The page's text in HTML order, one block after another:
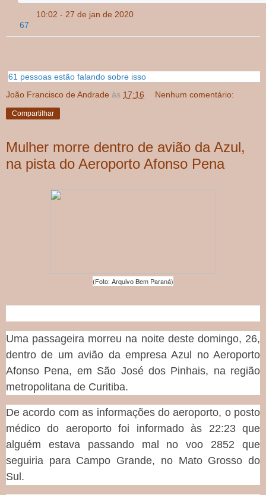
67
10:02 - 27 de jan de 2020
f
i
t
e
A
d
61 pessoas estão falando sobre isso
João Francisco de Andrade às 17:16 Nenhum comentário:
Compartilhar
Mulher morre dentro de avião da Azul,
na pista do Aeroporto Afonso Pena
(Foto: Arquivo Bem Paraná)
Uma passageira morreu na noite deste domingo, 26,
dentro de um avião da empresa Azul no Aeroporto
Afonso Pena, em São José dos Pinhais, na região
metropolitana de Curitiba.
De acordo com as informações do aeroporto, o posto
médico do aeroporto foi informado às 22:23 que
alguém estava passando mal no voo 2852 que
seguiria para Campo Grande, no Mato Grosso do
Sul.